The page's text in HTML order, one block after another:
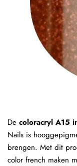
De coloracryl A15
Nails is
brengen. Met dit
color french maken